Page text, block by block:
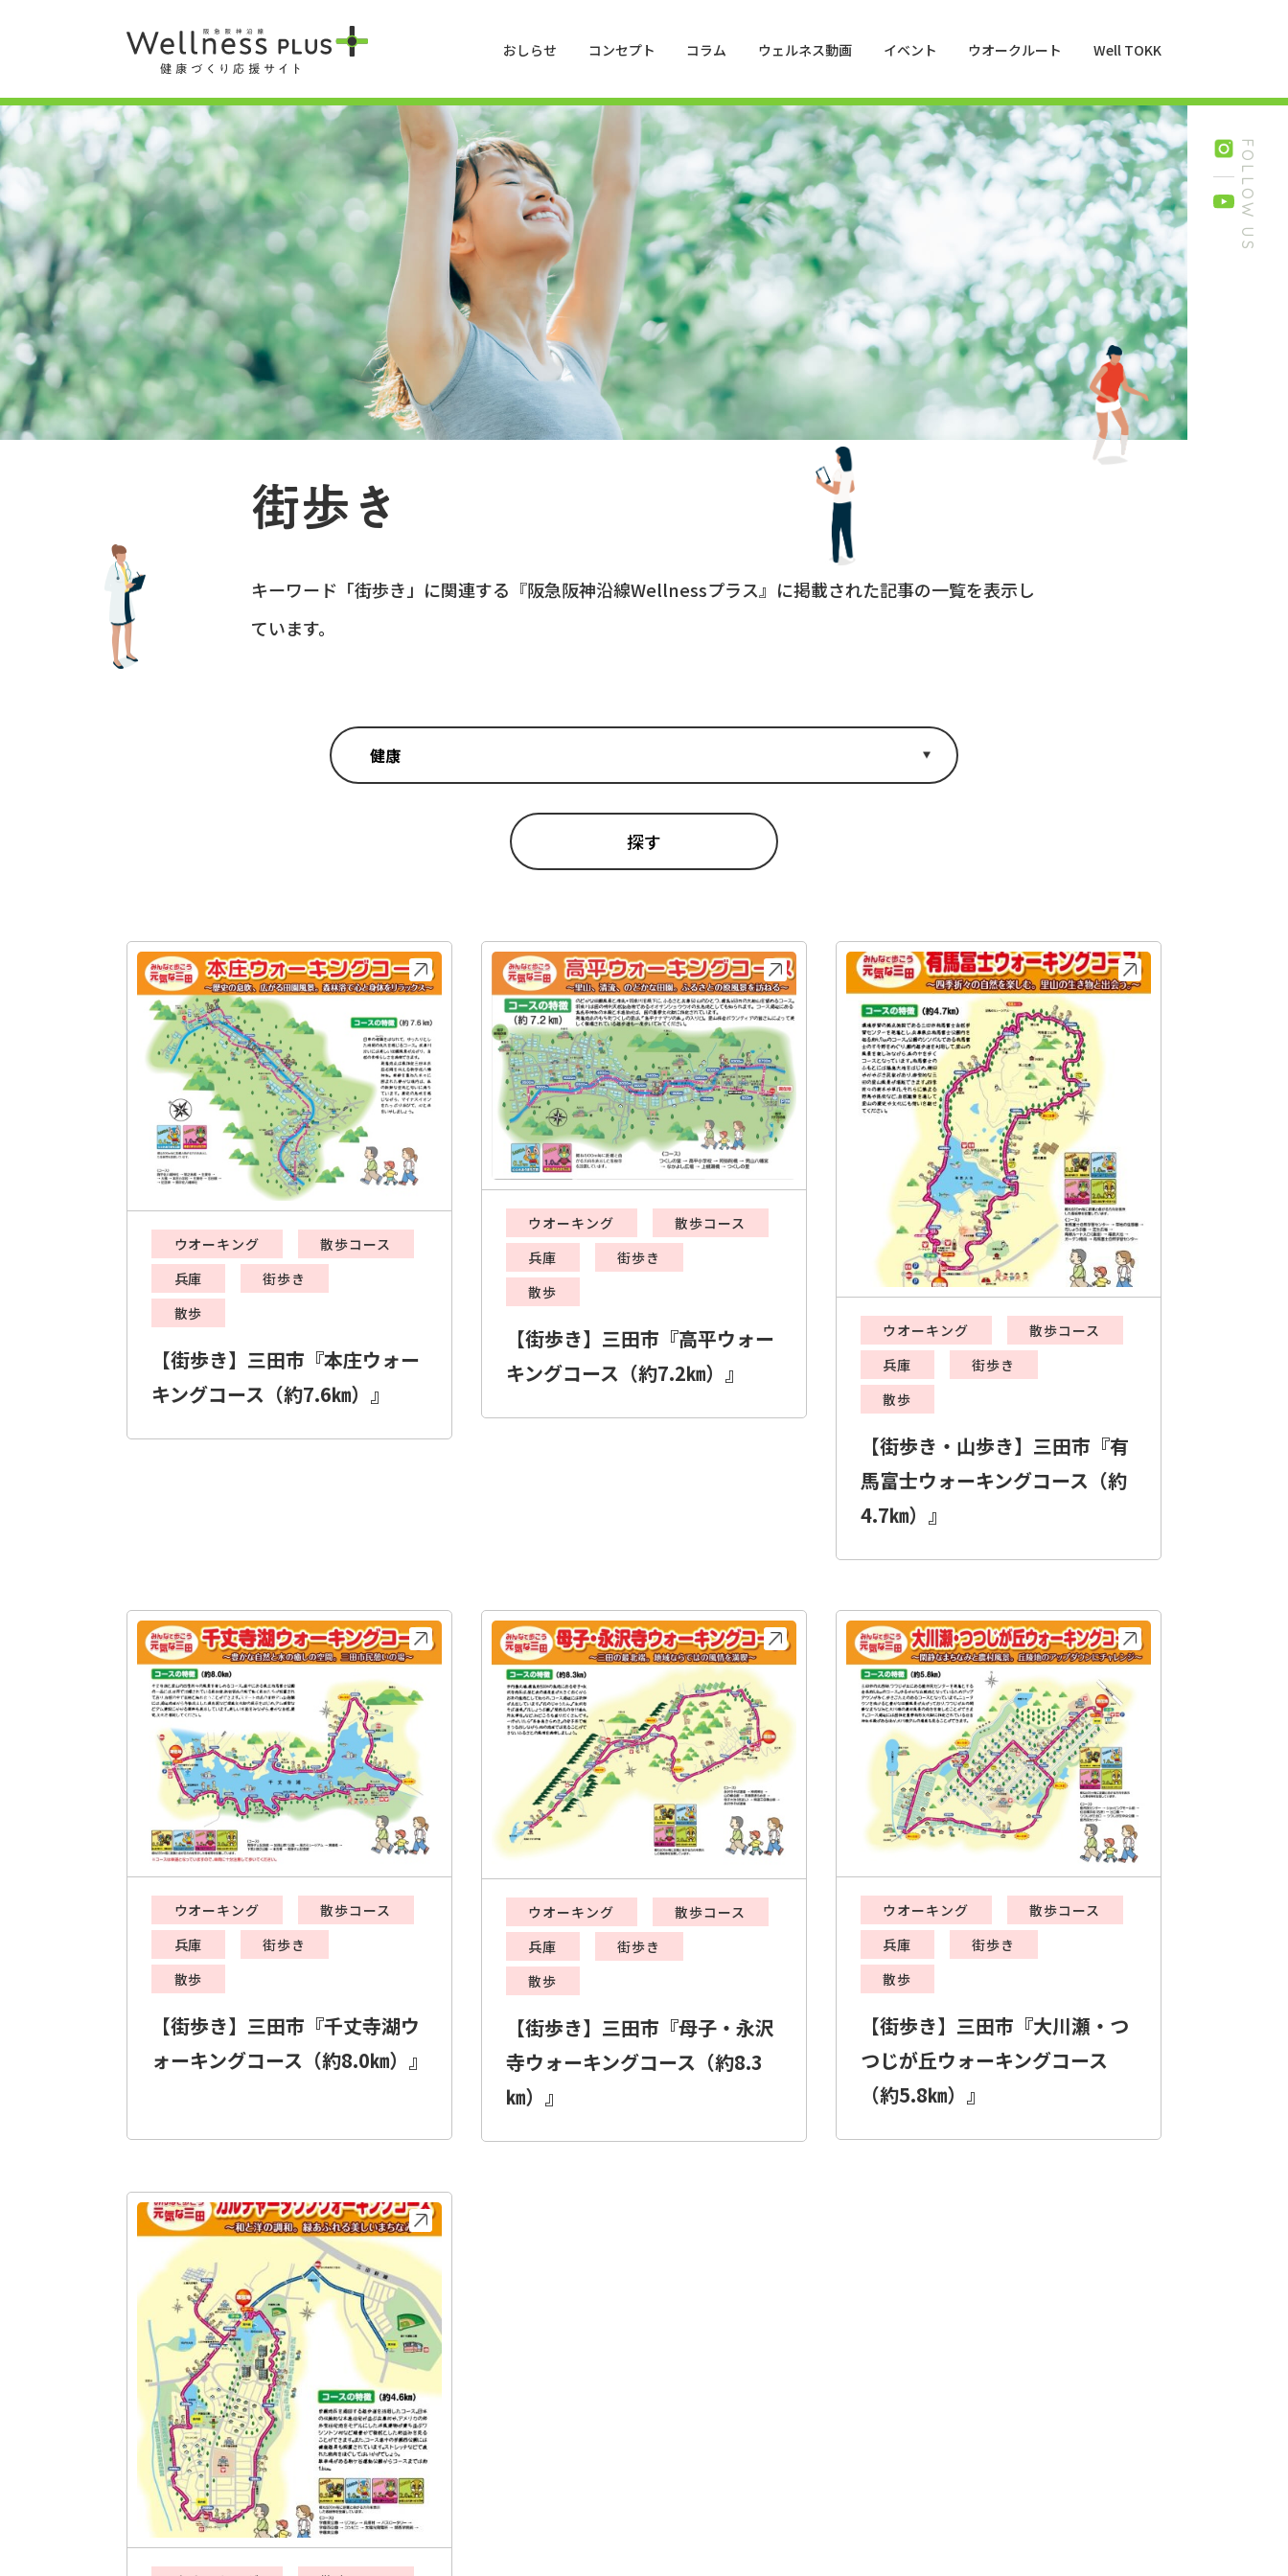
おしらせ コンセプト コラム ウェルネス動画 イベント ウオークルート Well TOKK
FOLLOW US
街歩き
キーワード「街歩き 」に関連する『阪急阪神沿線Wellnessプラス』に掲載された記事の一覧を表示し
ています。
ウオーキング
散歩コース
兵庫
街歩き
散歩
【街歩き】三田市『本庄ウォー
キングコース（約7.6㎞）』
ウオーキング
散歩コース
兵庫
街歩き
散歩
【街歩き】三田市『高平ウォー
キングコース（約7.2㎞）』
ウオーキング
散歩コース
兵庫
街歩き
散歩
【街歩き・山歩き】三田市『有
馬富士ウォーキングコース（約
4.7㎞）』
ウオーキング
散歩コース
兵庫
街歩き
散歩
【街歩き】三田市『千丈寺湖ウ
ォーキングコース（約8.0㎞）』
ウオーキング
散歩コース
兵庫
街歩き
散歩
【街歩き】三田市『母子・永沢
寺ウォーキングコース（約8.3
㎞）』
ウオーキング
散歩コース
兵庫
街歩き
散歩
【街歩き】三田市『大川瀬・つ
つじが丘ウォーキングコース
（約5.8㎞）』